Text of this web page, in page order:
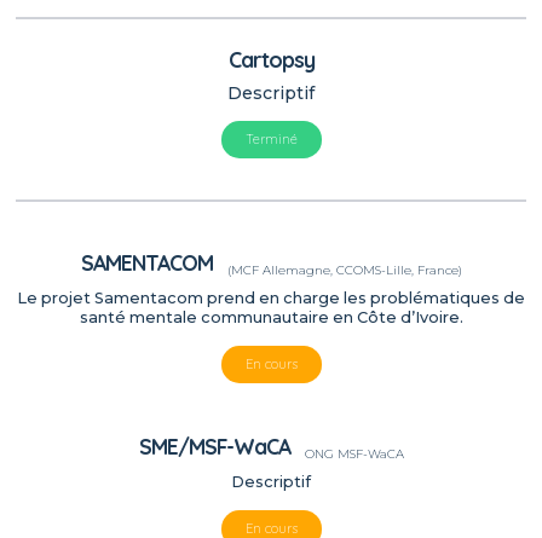
Cartopsy
Descriptif
Terminé
SAMENTACOM (MCF Allemagne, CCOMS-Lille, France)
Le projet Samentacom prend en charge les problématiques de
santé mentale communautaire en Côte d’Ivoire.
En cours
SME/MSF-WaCA ONG MSF-WaCA
Descriptif
En cours